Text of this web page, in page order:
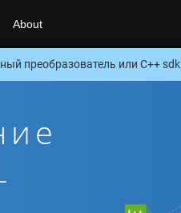
About
преобразователь или C++ sdk